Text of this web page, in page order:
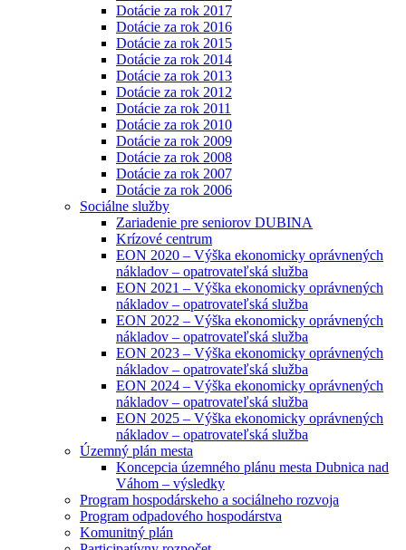
Dotácie za rok 2017
Dotácie za rok 2016
Dotácie za rok 2015
Dotácie za rok 2014
Dotácie za rok 2013
Dotácie za rok 2012
Dotácie za rok 2011
Dotácie za rok 2010
Dotácie za rok 2009
Dotácie za rok 2008
Dotácie za rok 2007
Dotácie za rok 2006
Sociálne služby
Zariadenie pre seniorov DUBINA
Krízové centrum
EON 2020 – Výška ekonomicky oprávnených
nákladov – opatrovateľská služba
EON 2021 – Výška ekonomicky oprávnených
nákladov – opatrovateľská služba
EON 2022 – Výška ekonomicky oprávnených
nákladov – opatrovateľská služba
EON 2023 – Výška ekonomicky oprávnených
nákladov – opatrovateľská služba
EON 2024 – Výška ekonomicky oprávnených
nákladov – opatrovateľská služba
EON 2025 – Výška ekonomicky oprávnených
nákladov – opatrovateľská služba
Územný plán mesta
Koncepcia územného plánu mesta Dubnica nad
Váhom – výsledky
Program hospodárskeho a sociálneho rozvoja
Program odpadového hospodárstva
Komunitný plán